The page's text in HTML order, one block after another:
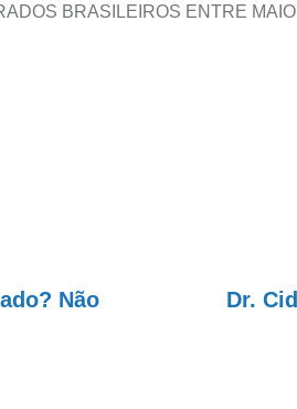
BRASILEIROS ENTRE MAIO
Não